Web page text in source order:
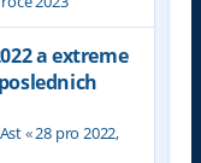
a extreme
«28 pro 2022,